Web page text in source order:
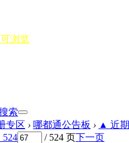
浏览
索
专区 › 哪都通公告板 › ▲ 近
524 / 524 页下一页